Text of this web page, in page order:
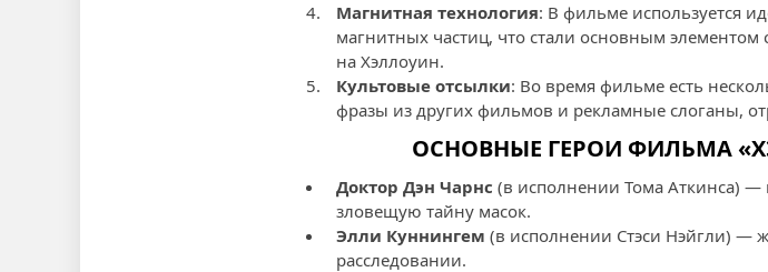
Магнитная технология: В фильме используется
магнитных частиц, что стали основным
на Хэллоуин.
Культовые отсылки: Во время фильме есть
фразы из других фильмов и рекламные слоганы,
ОСНОВНЫЕ ГЕРОИ ФИЛЬМА
Доктор Дэн Чарнс (в исполнении Тома Аткинса) —
зловещую тайну масок.
Элли Куннингем (в исполнении Стэси Нэйгли) —
расследовании.